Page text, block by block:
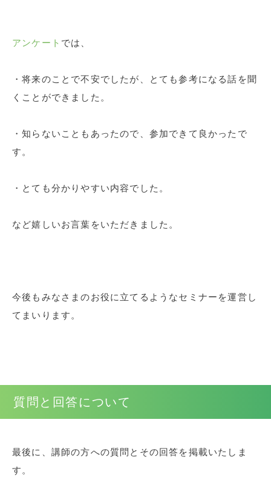
アンケート では、
・将来のことで不安でしたが、とても参考になる話を聞
くことができました。
・知らないこともあったので、参加できて良かったで
す。
・とても分かりやすい内容でした。
など嬉しいお言葉をいただきました。
今後もみなさまのお役に立てるようなセミナーを運営し
てまいります。
質問と回答について
最後に、講師の方への質問とその回答を掲載いたしま
す。